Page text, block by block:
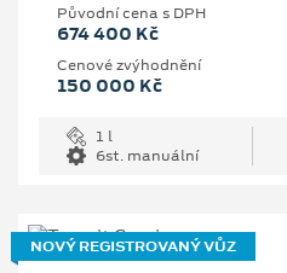
Původní cena s DPH
674 400 Kč
Cenové zvýhodnění
150 000 Kč
1 l
6st. manuální
NOVÝ REGISTROVANÝ VŮZ